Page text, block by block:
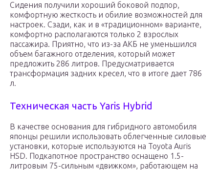
Сидения получили хороший боковой подпор,
комфортную жесткость и обилие возможностей для
настроек. Сзади, как и в «традиционном» варианте,
комфортно располагаются только 2 взрослых
пассажира. Приятно, что из-за АКБ не уменьшился
объем багажного отделения, который может
предложить 286 литров. Предусматривается
трансформация задних кресел, что в итоге дает 786
л.
Техническая часть Yaris Hybrid
В качестве основания для гибридного автомобиля
японцы решили использовать облегченные силовые
установки, которые используются на Toyota Auris
HSD. Подкапотное пространство оснащено 1.5-
литровым 75-сильным «движком», работающем на